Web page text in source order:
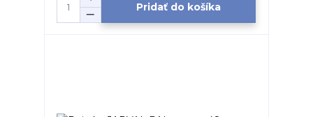
Pridať do košíka